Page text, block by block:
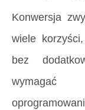
Konwersja
wiele
bez
wymagać